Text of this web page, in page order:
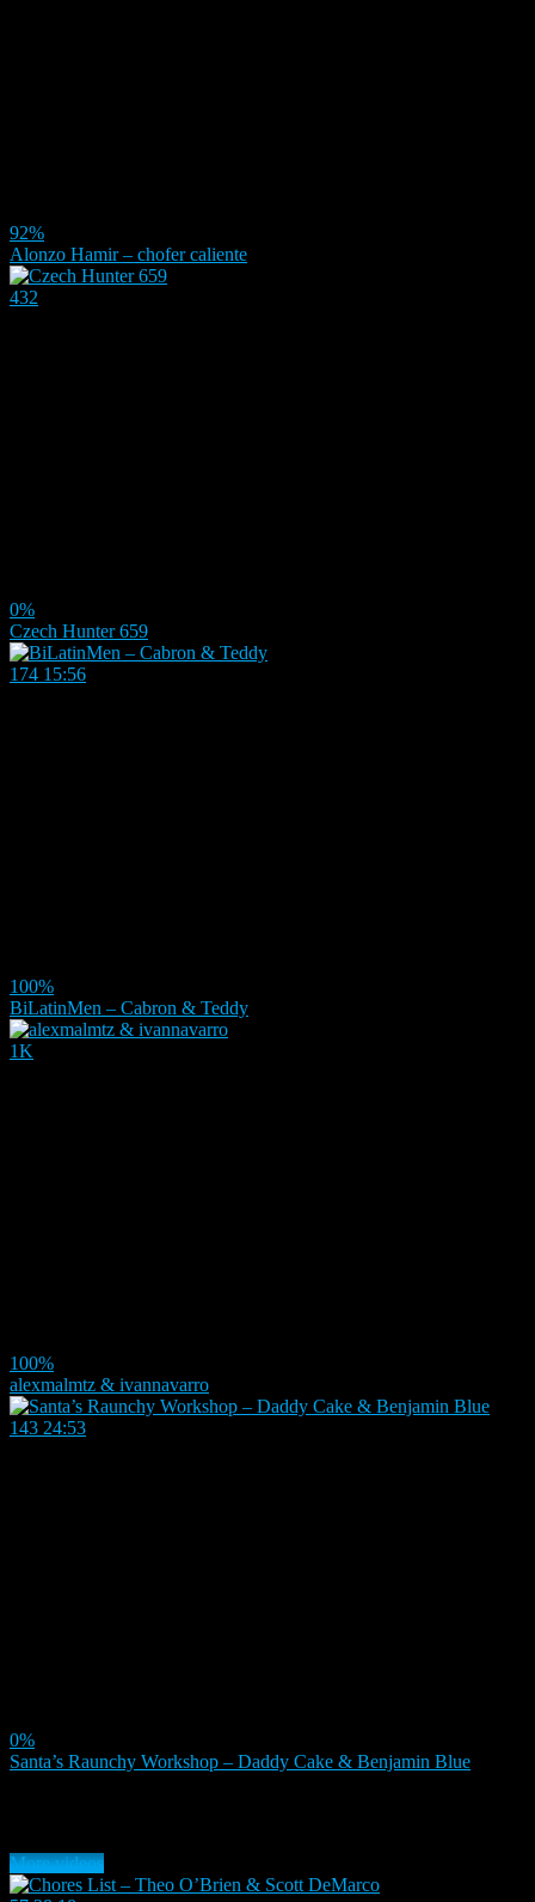
92%
Alonzo Hamir – chofer caliente
432
0%
Czech Hunter 659
174 15:56
100%
BiLatinMen – Cabron & Teddy
1K
100%
alexmalmtz & ivannavarro
143 24:53
0%
Santa’s Raunchy Workshop – Daddy Cake & Benjamin Blue
More videos